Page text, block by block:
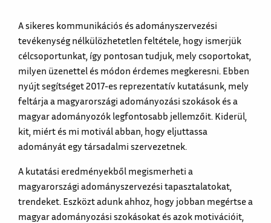
A sikeres kommunikációs és adományszervezési
tevékenység nélkülözhetetlen feltétele, hogy ismerjük
célcsoportunkat, így pontosan tudjuk, mely csoportokat,
milyen üzenettel és módon érdemes megkeresni. Ebben
nyújt segítséget 2017-es reprezentatív kutatásunk, mely
feltárja a magyarországi adományozási szokások és a
magyar adományozók legfontosabb jellemzőit. Kiderül,
kit, miért és mi motivál abban, hogy eljuttassa
adományát egy társadalmi szervezetnek.
A kutatási eredményekből megismerheti a
magyarországi adományszervezési tapasztalatokat,
trendeket. Eszközt adunk ahhoz, hogy jobban megértse a
magyar adományozási szokásokat és azok motivációit,